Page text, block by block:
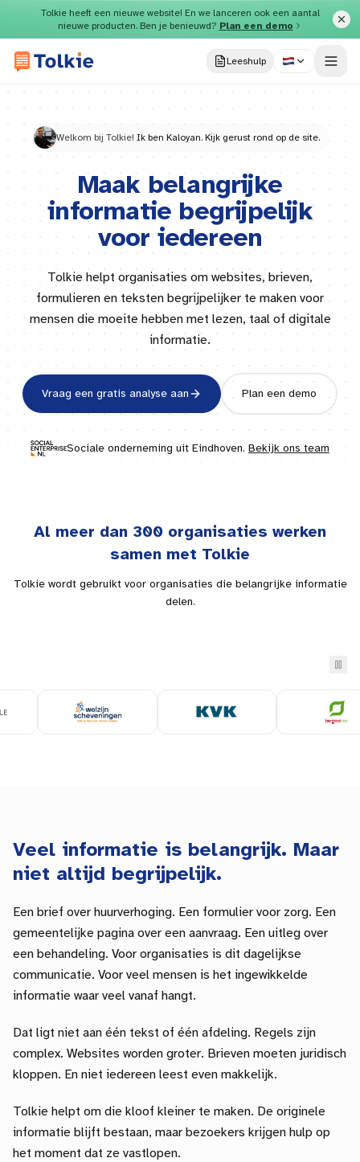
Direct naar inhoud
Tolkie heeft een nieuwe website! En we lanceren ook een aantal
nieuwe producten. Ben je benieuwd? Plan een demo
Leeshulp
Welkom bij Tolkie! Ik ben Kaloyan. Kijk gerust rond op de site.
Maak belangrijke
informatie begrijpelijk
voor iedereen
Tolkie helpt organisaties om websites, brieven,
formulieren en teksten begrijpelijker te maken voor
mensen die moeite hebben met lezen, taal of digitale
informatie.
Vraag een gratis analyse aan Plan een demo
Sociale onderneming uit Eindhoven. Bekijk ons team
Al meer dan 300 organisaties werken
samen met Tolkie
Tolkie wordt gebruikt voor organisaties die belangrijke informatie
delen.
Veel informatie is belangrijk. Maar
niet altijd begrijpelijk.
Een brief over huurverhoging. Een formulier voor zorg. Een
gemeentelijke pagina over een aanvraag. Een uitleg over
een behandeling. Voor organisaties is dit dagelijkse
communicatie. Voor veel mensen is het ingewikkelde
informatie waar veel vanaf hangt.
Dat ligt niet aan één tekst of één afdeling. Regels zijn
complex. Websites worden groter. Brieven moeten juridisch
kloppen. En niet iedereen leest even makkelijk.
Tolkie helpt om die kloof kleiner te maken. De originele
informatie blijft bestaan, maar bezoekers krijgen hulp op
het moment dat ze vastlopen.